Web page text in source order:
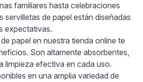
familiares hasta celebraciones
servilletas de papel están diseñadas
expectativas.
papel en nuestra tienda online te
Son altamente absorbentes,
limpieza efectiva en cada uso.
en una amplia variedad de